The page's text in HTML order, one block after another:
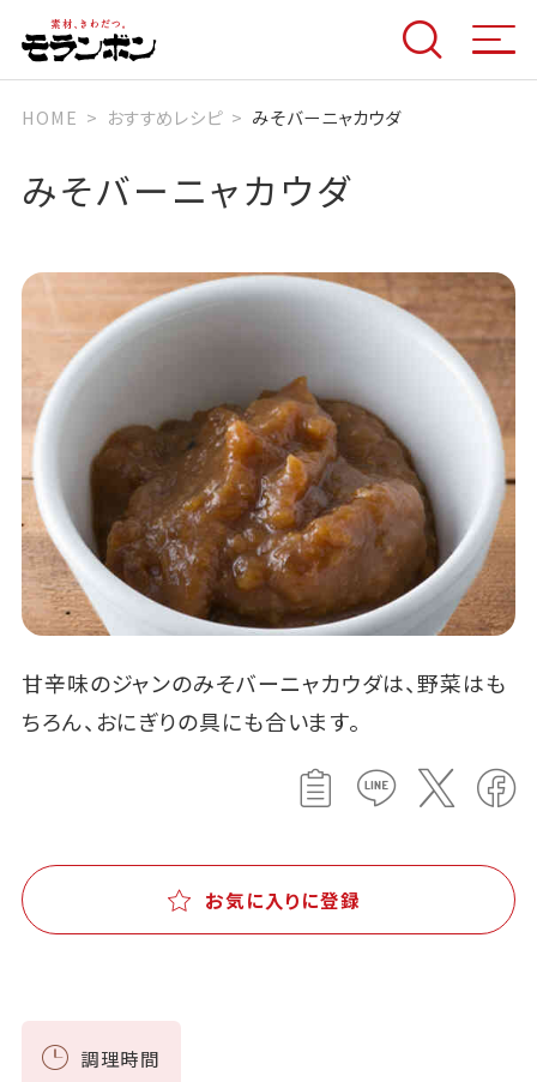
HOME おすすめレシピ みそバーニャカウダ
みそバーニャカウダ
甘辛味のジャンのみそバーニャカウダは、野菜はも
ちろん、おにぎりの具にも合います。
お気に入りに登録
調理時間